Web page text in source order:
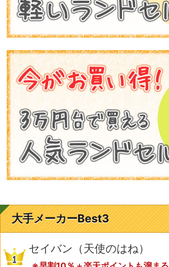
大手メーカーBest3
セイバン（天使のはね）